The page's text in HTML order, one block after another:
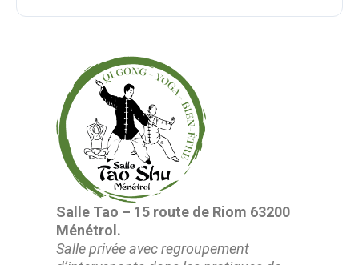
Salle Tao – 15 route de Riom 63200
Ménétrol.
Salle privée avec regroupement